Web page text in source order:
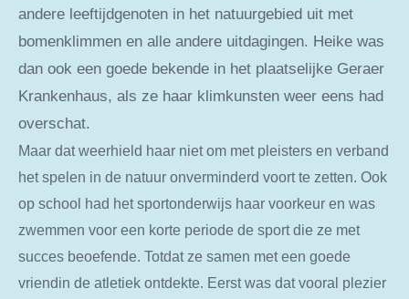
andere leeftijdgenoten in het natuurgebied uit met
bomenklimmen en alle andere uitdagingen. Heike was
dan ook een goede bekende in het plaatselijke Geraer
Krankenhaus, als ze haar klimkunsten weer eens had
overschat.
Maar dat weerhield haar niet om met pleisters en verband
het spelen in de natuur onverminderd voort te zetten. Ook
op school had het sportonderwijs haar voorkeur en was
zwemmen voor een korte periode de sport die ze met
succes beoefende. Totdat ze samen met een goede
vriendin de atletiek ontdekte. Eerst was dat vooral plezier